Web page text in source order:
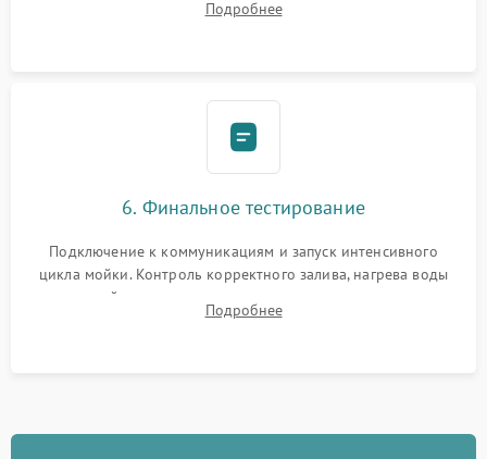
сборка корпуса и установка датчика поплавка.
Подробнее
6. Финальное тестирование
Подключение к коммуникациям и запуск интенсивного
цикла мойки. Контроль корректного залива, нагрева воды
до нужной температуры, отсутствия посторонних шумов,
штатного слива и абсолютной сухости в поддоне.
Подробнее